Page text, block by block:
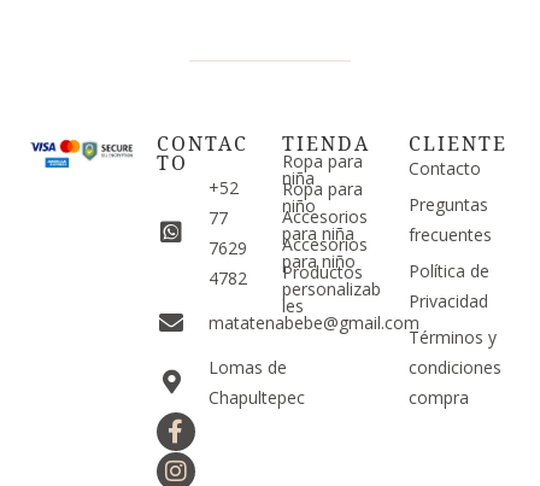
CONTAC
TO
+52
77
7629
4782
matatenabebe@gmail.com
Lomas de
Chapultepec
TIENDA
Ropa para
niña
Ropa para
niño
Accesorios
para niña
Accesorios
para niño
Productos
personalizab
les
CLIENTE
Contacto
Preguntas
frecuentes
Política de
Privacidad
Términos y
condiciones
compra